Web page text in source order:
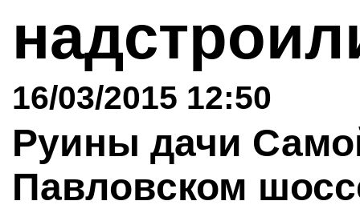
16/03/2015 12:50
Руины дачи
Павловском